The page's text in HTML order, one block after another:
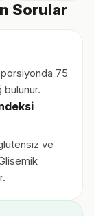
Sorular
75
ve